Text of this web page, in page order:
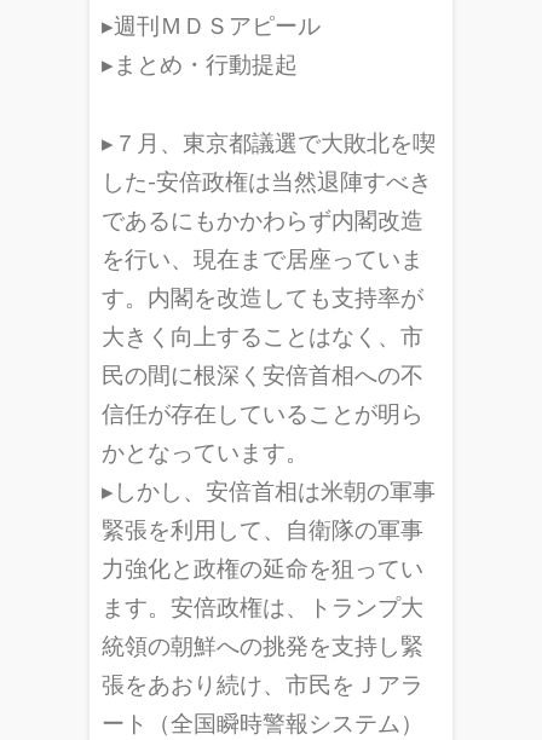
▸週刊ＭＤＳアピール
▸まとめ・行動提起
▸７月、東京都議選で大敗北を喫
した-安倍政権は当然退陣すべき
であるにもかかわらず内閣改造
を行い、現在まで居座っていま
す。内閣を改造しても支持率が
大きく向上することはなく、市
民の間に根深く安倍首相への不
信任が存在していることが明ら
かとなっています。
▸しかし、安倍首相は米朝の軍事
緊張を利用して、自衛隊の軍事
力強化と政権の延命を狙ってい
ます。安倍政権は、トランプ大
統領の朝鮮への挑発を支持し緊
張をあおり続け、市民をＪアラ
ート（全国瞬時警報システム）